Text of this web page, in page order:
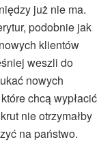
już nie ma.
podobnie jak
klientów
weszli do
nowych
chcą wypłacić
nie otrzymałby
na państwo.